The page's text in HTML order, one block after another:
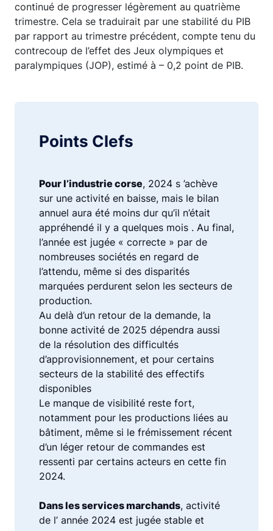
continué de progresser légèrement au quatrième
trimestre. Cela se traduirait par une stabilité du PIB
par rapport au trimestre précédent, compte tenu du
contrecoup de l’effet des Jeux olympiques et
paralympiques (JOP), estimé à – 0,2 point de PIB.
Points Clefs
Pour l’industrie corse, 2024 s ’achève
sur une activité en baisse, mais le bilan
annuel aura été moins dur qu’il n’était
appréhendé il y a quelques mois . Au final,
l’année est jugée « correcte » par de
nombreuses sociétés en regard de
l’attendu, même si des disparités
marquées perdurent selon les secteurs de
production.
Au delà d’un retour de la demande, la
bonne activité de 2025 dépendra aussi
de la résolution des difficultés
d’approvisionnement, et pour certains
secteurs de la stabilité des effectifs
disponibles
Le manque de visibilité reste fort,
notamment pour les productions liées au
bâtiment, même si le frémissement récent
d’un léger retour de commandes est
ressenti par certains acteurs en cette fin
2024.
Dans les services marchands, activité
de l’ année 2024 est jugée stable et